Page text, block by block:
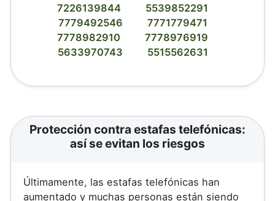
7226139844
5539852291
7779492546
7771779471
7778982910
7778976919
5633970743
5515562631
Protección contra estafas telefónicas:
así se evitan los riesgos
Últimamente, las estafas telefónicas han
aumentado y muchas personas están siendo